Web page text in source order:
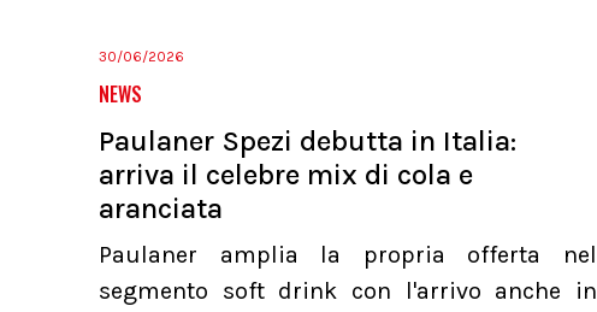
30/06/2026
NEWS
Paulaner Spezi debutta in Italia:
arriva il celebre mix di cola e
aranciata
Paulaner amplia la propria offerta nel
segmento soft drink con l'arrivo anche in